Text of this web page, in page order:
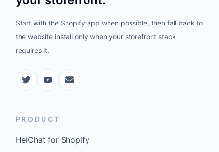
Start with the Shopify app when possible, then fall back to
the website install only when your storefront stack
requires it.
PRODUCT
HeiChat for Shopify